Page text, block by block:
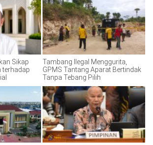
Sikap
terhadap
Tambang Ilegal Menggurita,
GPMS Tantang Aparat Bertindak
Tanpa Tebang Pilih